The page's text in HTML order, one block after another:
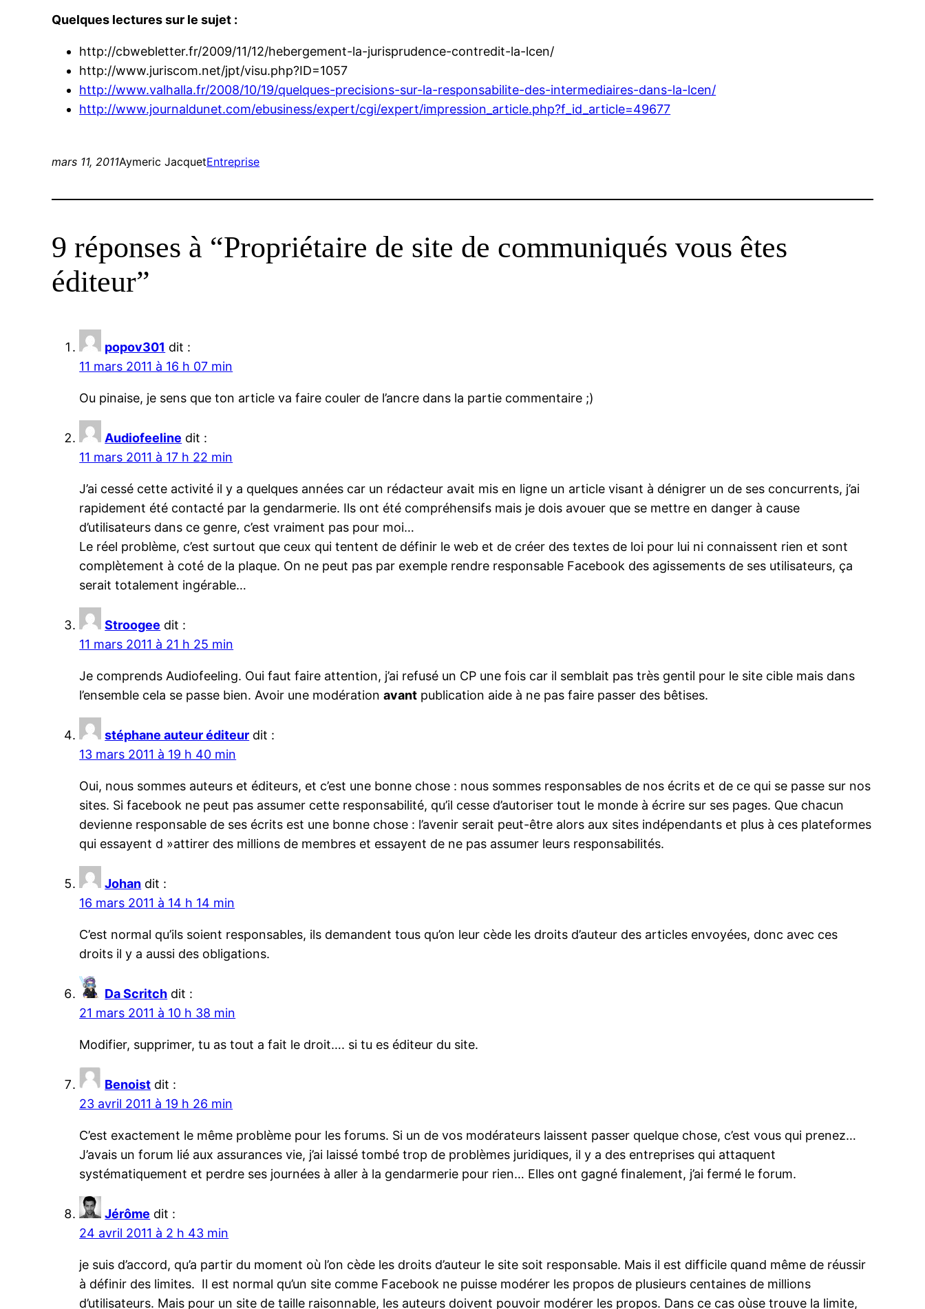
Quelques lectures sur le sujet :
http://cbwebletter.fr/2009/11/12/hebergement-la-jurisprudence-contredit-la-lcen/
http://www.juriscom.net/jpt/visu.php?ID=1057
http://www.valhalla.fr/2008/10/19/quelques-precisions-sur-la-responsabilite-des-intermediaires-dans-la-lcen/
http://www.journaldunet.com/ebusiness/expert/cgi/expert/impression_article.php?f_id_article=49677
mars 11, 2011Aymeric JacquetEntreprise
9 réponses à “Propriétaire de site de communiqués vous êtes
éditeur”
popov301 dit :
11 mars 2011 à 16 h 07 min
Ou pinaise, je sens que ton article va faire couler de l’ancre dans la partie commentaire ;)
Audiofeeline dit :
11 mars 2011 à 17 h 22 min
J’ai cessé cette activité il y a quelques années car un rédacteur avait mis en ligne un article visant à dénigrer un de ses concurrents, j’ai
rapidement été contacté par la gendarmerie. Ils ont été compréhensifs mais je dois avouer que se mettre en danger à cause
d’utilisateurs dans ce genre, c’est vraiment pas pour moi…
Le réel problème, c’est surtout que ceux qui tentent de définir le web et de créer des textes de loi pour lui ni connaissent rien et sont
complètement à coté de la plaque. On ne peut pas par exemple rendre responsable Facebook des agissements de ses utilisateurs, ça
serait totalement ingérable…
Stroogee dit :
11 mars 2011 à 21 h 25 min
Je comprends Audiofeeling. Oui faut faire attention, j’ai refusé un CP une fois car il semblait pas très gentil pour le site cible mais dans
l’ensemble cela se passe bien. Avoir une modérationavant publication aide à ne pas faire passer des bêtises.
stéphane auteur éditeur dit :
13 mars 2011 à 19 h 40 min
Oui, nous sommes auteurs et éditeurs, et c’est une bonne chose : nous sommes responsables de nos écrits et de ce qui se passe sur nos
sites. Si facebook ne peut pas assumer cette responsabilité, qu’il cesse d’autoriser tout le monde à écrire sur ses pages. Que chacun
devienne responsable de ses écrits est une bonne chose : l’avenir serait peut-être alors aux sites indépendants et plus à ces plateformes
qui essayent d »attirer des millions de membres et essayent de ne pas assumer leurs responsabilités.
Johan dit :
16 mars 2011 à 14 h 14 min
C’est normal qu’ils soient responsables, ils demandent tous qu’on leur cède les droits d’auteur des articles envoyées, donc avec ces
droits il y a aussi des obligations.
Da Scritch dit :
21 mars 2011 à 10 h 38 min
Modifier, supprimer, tu as tout a fait le droit…. si tu es éditeur du site.
Benoist dit :
23 avril 2011 à 19 h 26 min
C’est exactement le même problème pour les forums. Si un de vos modérateurs laissent passer quelque chose, c’est vous qui prenez…
J’avais un forum lié aux assurances vie, j’ai laissé tombé trop de problèmes juridiques, il y a des entreprises qui attaquent
systématiquement et perdre ses journées à aller à la gendarmerie pour rien… Elles ont gagné finalement, j’ai fermé le forum.
Jérôme dit :
24 avril 2011 à 2 h 43 min
je suis d’accord, qu’a partir du moment où l’on cède les droits d’auteur le site soit responsable. Mais il est difficile quand même de réussir
à définir des limites. Il est normal qu’un site comme Facebook ne puisse modérer les propos de plusieurs centaines de millions
d’utilisateurs. Mais pour un site de taille raisonnable, les auteurs doivent pouvoir modérer les propos. Dans ce cas oùse trouve la limite,